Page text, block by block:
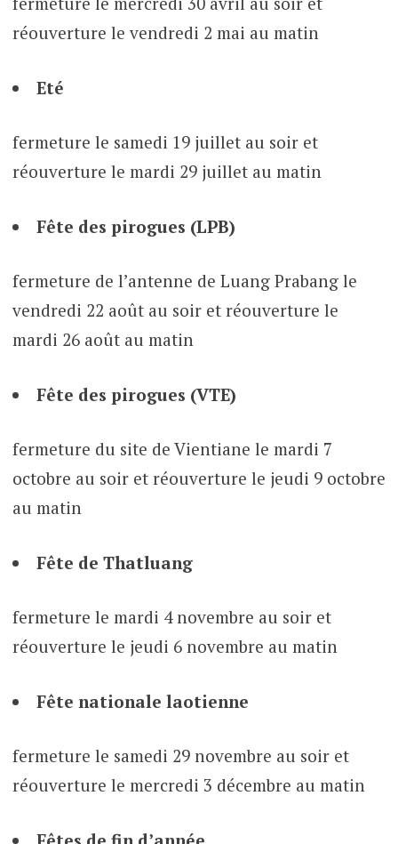
réouverture le vendredi 2 mai au matin
Eté
fermeture le samedi 19 juillet au soir et
réouverture le mardi 29 juillet au matin
Fête des pirogues (LPB)
fermeture de l’antenne de Luang Prabang le
vendredi 22 août au soir et réouverture le
mardi 26 août au matin
Fête des pirogues (VTE)
fermeture du site de Vientiane le mardi 7
octobre au soir et réouverture le jeudi 9 octobre
au matin
Fête de Thatluang
fermeture le mardi 4 novembre au soir et
réouverture le jeudi 6 novembre au matin
Fête nationale laotienne
fermeture le samedi 29 novembre au soir et
réouverture le mercredi 3 décembre au matin